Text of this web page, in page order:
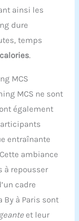
ainsi les
dure
temps
.
MCS
MCS ne sont
également
entraînante
ambiance
repousser
cadre
By à Paris sont
et leur